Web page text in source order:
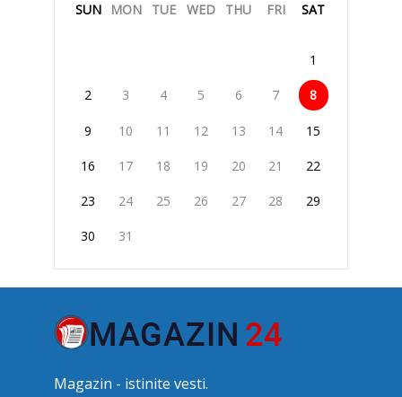
SUN MON TUE WED THU FRI SAT
1
2 3 4 5 6 7 8
9 10 11 12 13 14 15
16 17 18 19 20 21 22
23 24 25 26 27 28 29
30 31
Magazin - istinite vesti.